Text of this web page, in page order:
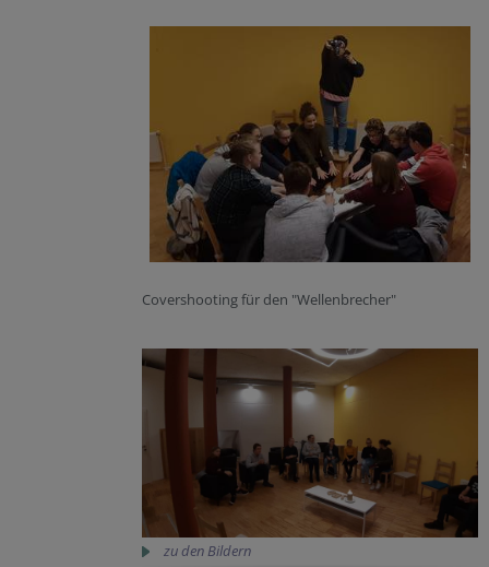
Covershooting für den "Wellenbrecher"
zu den Bildern